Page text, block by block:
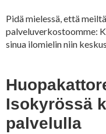
Pidä mielessä, että
palveluverkostoomme:
sinua ilomielin niin
Isokyrössä
palvelulla